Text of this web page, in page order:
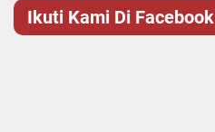
Ikuti Kami Di Facebook